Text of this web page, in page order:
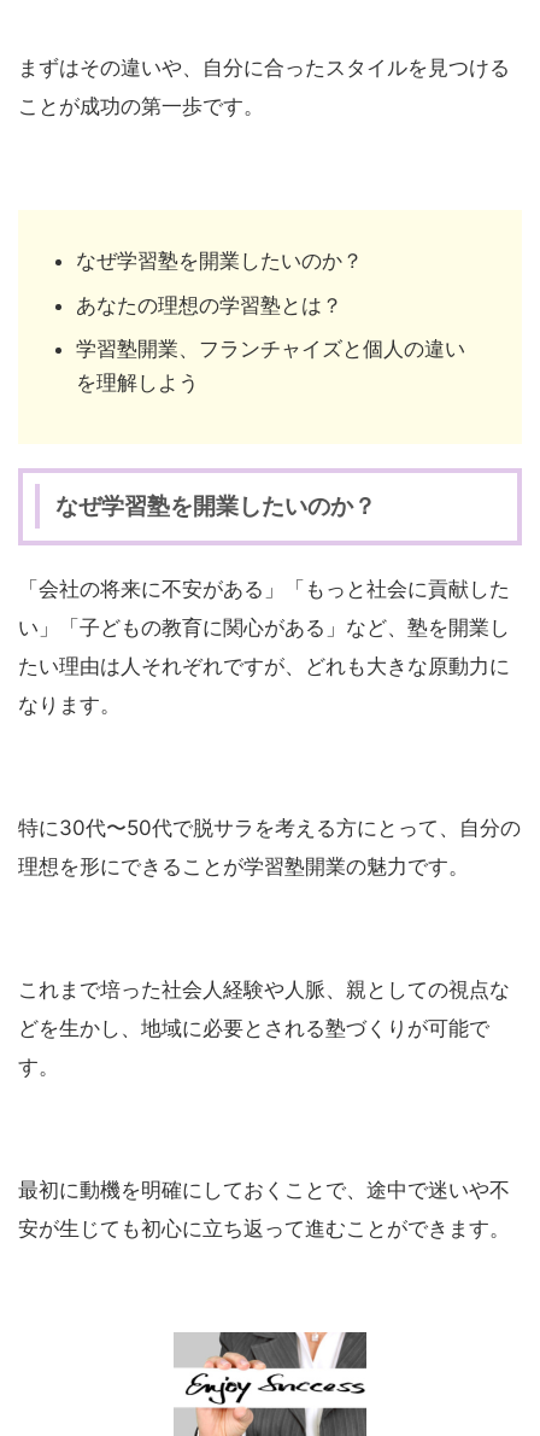
まずはその違いや、自分に合ったスタイルを見つける
ことが成功の第一歩です。
なぜ学習塾を開業したいのか？
あなたの理想の学習塾とは？
学習塾開業、フランチャイズと個人の違い
を理解しよう
なぜ学習塾を開業したいのか？
「会社の将来に不安がある」「もっと社会に貢献した
い」「子どもの教育に関心がある」など、塾を開業し
たい理由は人それぞれですが、どれも大きな原動力に
なります。
特に30代〜50代で脱サラを考える方にとって、自分の
理想を形にできることが学習塾開業の魅力です。
これまで培った社会人経験や人脈、親としての視点な
どを生かし、地域に必要とされる塾づくりが可能で
す。
最初に動機を明確にしておくことで、途中で迷いや不
安が生じても初心に立ち返って進むことができます。